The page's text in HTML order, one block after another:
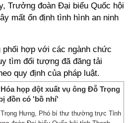
Trưởng đoàn Đại biểu Quốc hội
mất ổn định tình hình an ninh
phối hợp với các ngành chức
tìm đối tượng đã đăng tải
quy định của pháp luật.
họp đột xuất vụ ông Đỗ Trọng
đồn có 'bồ nhí'
Hưng, Phó bí thư thường trực Tỉnh